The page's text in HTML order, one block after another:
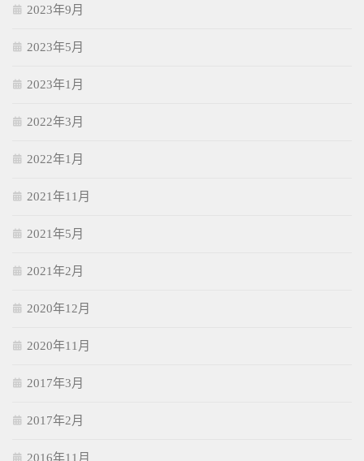
2023年9月
2023年5月
2023年1月
2022年3月
2022年1月
2021年11月
2021年5月
2021年2月
2020年12月
2020年11月
2017年3月
2017年2月
2016年11月